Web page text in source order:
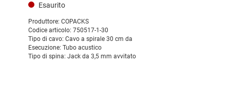
Esaurito
Produttore: COPACKS
Codice articolo: 750517-1-30
Tipo di cavo: Cavo a spirale 30 cm da
Esecuzione: Tubo acustico
Tipo di spina: Jack da 3,5 mm avvitato